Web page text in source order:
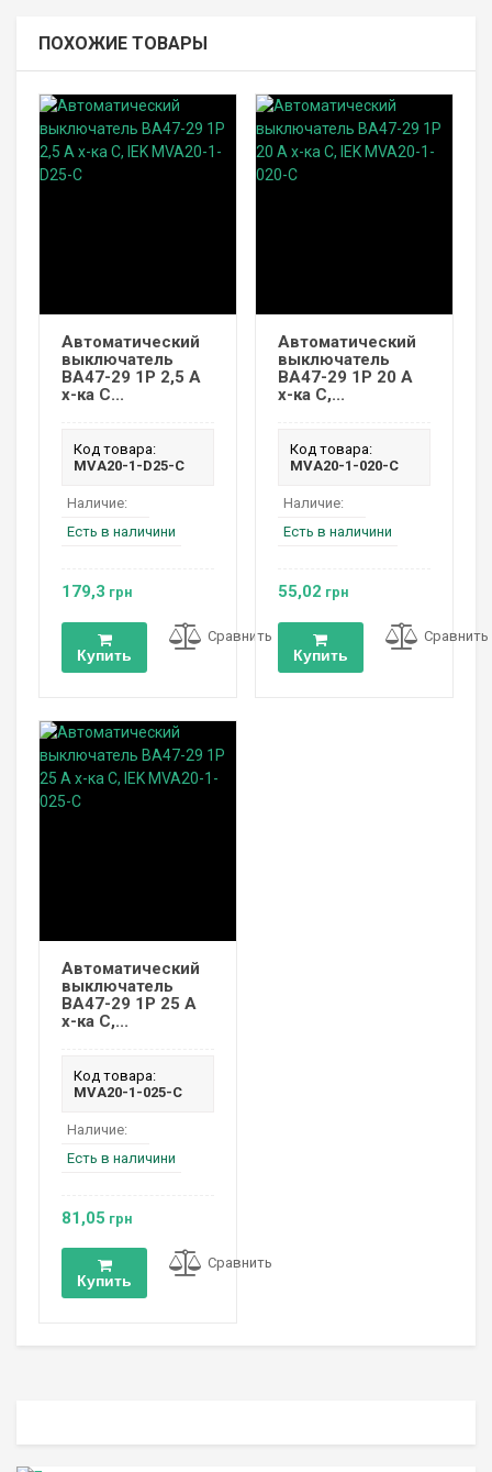
ПОХОЖИЕ ТОВАРЫ
Автоматический
выключатель
ВА47-29 1P 2,5 А
х-ка C...
Код товара:
MVA20-1-D25-C
Наличие:
Есть в наличини
179,3 грн
Купить
Сравнить
Автоматический
выключатель
ВА47-29 1P 20 А
х-ка C,...
Код товара:
MVA20-1-020-C
Наличие:
Есть в наличини
55,02 грн
Купить
Сравнить
Автоматический
выключатель
ВА47-29 1P 25 А
х-ка C,...
Код товара:
MVA20-1-025-C
Наличие:
Есть в наличини
81,05 грн
Купить
Сравнить